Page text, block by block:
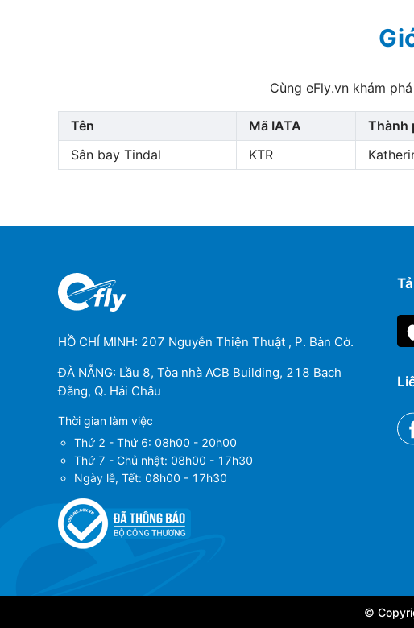
Cùng eFly.vn khám
Tên Mã IATA Thành
Sân bay Tindal
KTR
HỒ CHÍ MINH: 207 Nguyễn Thiện Thuật , P. Bàn Cờ.
ĐÀ NẴNG: Lầu 8, Tòa nhà ACB Building, 218 Bạch
Đằng, Q. Hải Châu
Thời gian làm việc
Thứ 2 - Thứ 6: 08h00 - 20h00
Thứ 7 - Chủ nhật: 08h00 - 17h30
Ngày lễ, Tết: 08h00 - 17h30
©